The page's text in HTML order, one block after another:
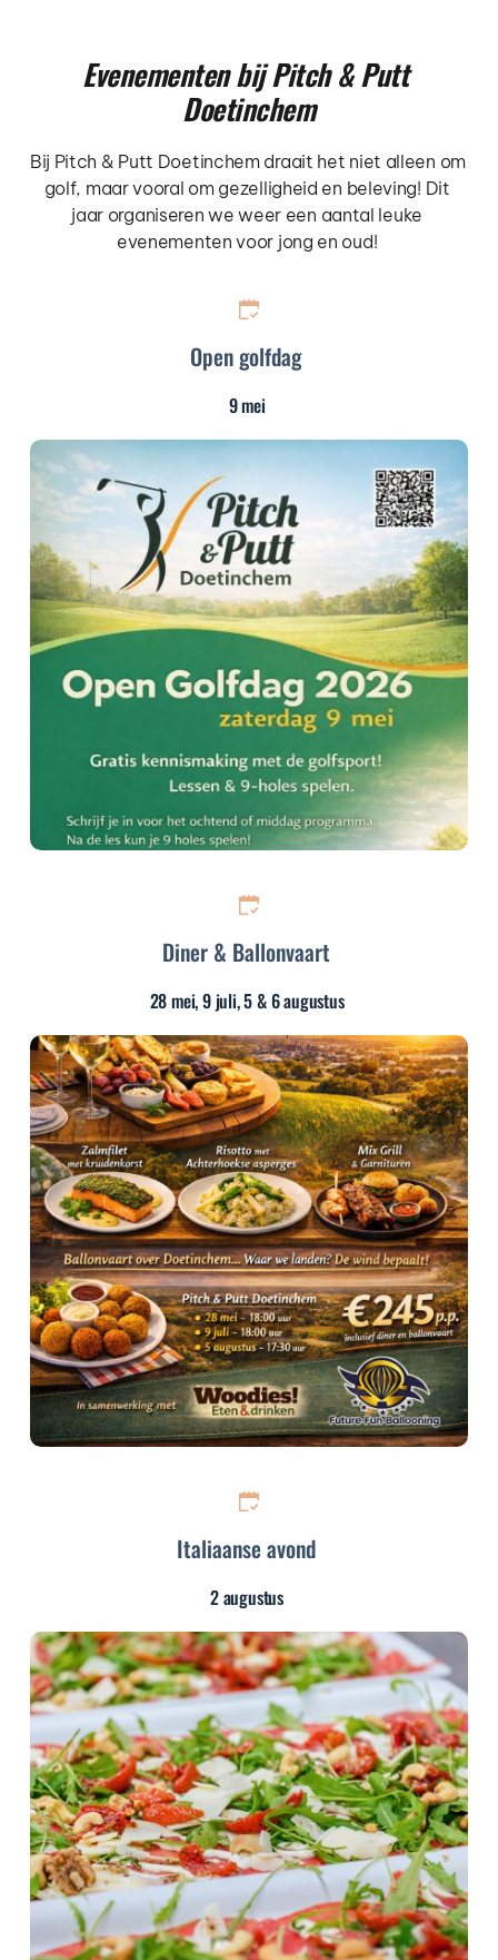
Evenementen bij Pitch & Putt
Doetinchem
Bij Pitch & Putt Doetinchem draait het niet alleen om
golf, maar vooral om gezelligheid en beleving! Dit
jaar organiseren we weer een aantal leuke
evenementen voor jong en oud!
Open golfdag
9 mei
Diner & Ballonvaart
28 mei, 9 juli, 5 & 6 augustus
Italiaanse avond
2 augustus